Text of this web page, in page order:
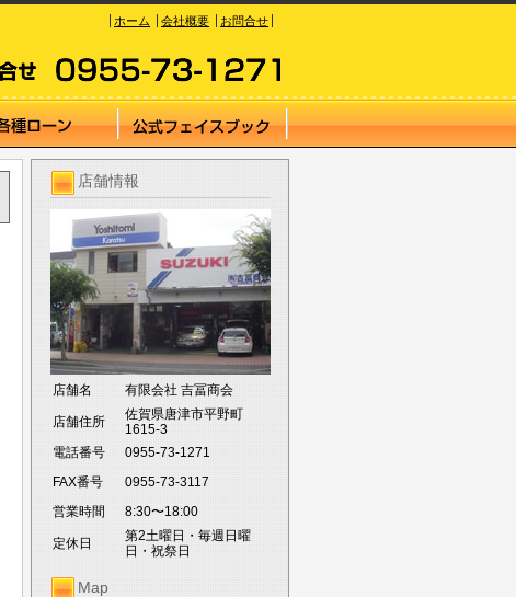
ホーム 会社概要 お問合せ
店舗情報
店舗名 有限会社 吉冨商会
店舗住所
佐賀県唐津市平野町
1615-3
電話番号
0955-73-1271
FAX番号
0955-73-3117
営業時間
8:30〜18:00
定休日
第2土曜日・毎週日曜
日・祝祭日
Map